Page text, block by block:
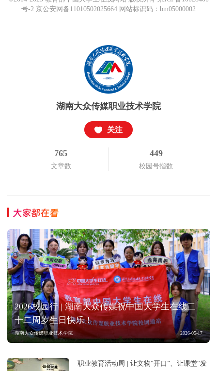
号-2 京公安网备11010502025664 网站标识码：bm05000002
湖南大众传媒职业技术学院
关注
765
文章数
449
校园号指数
大家都在看
2026校园行 | 湖南大众传媒祝中国大学生在线二
十二周岁生日快乐！
湖南大众传媒职业技术学院 2026-05-17
职业教育活动周 | 让文物“开口”、让课堂“发